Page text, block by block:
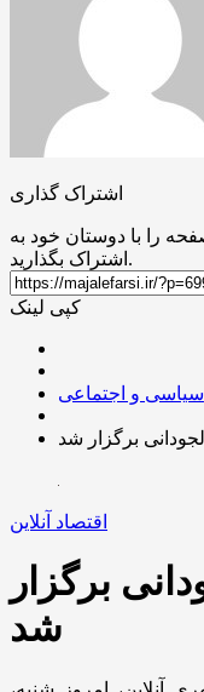
اشتراک گذاری
را با دوستان خود به
اشتراک بگذارید.
کپی لینک
سیاسی و اجتماعی
برگزار شد
اقتصاد آنلاین
برگزار
شد